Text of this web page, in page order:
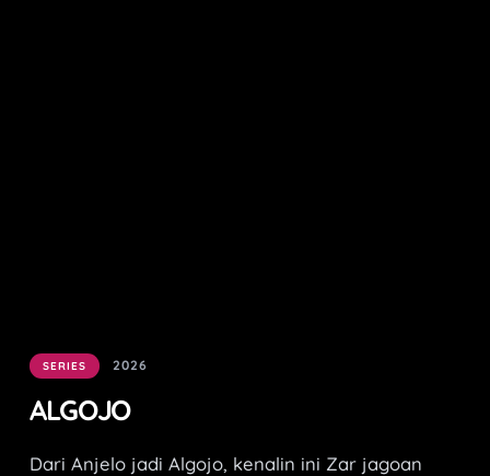
SERIES 2026
ALGOJO
Dari Anjelo jadi Algojo, kenalin ini Zar jagoan